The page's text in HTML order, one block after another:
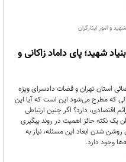
و امور ایثارگران
شهید؛ پای داماد زاکانی و
قضائی استان تهران و قضات دادسرای ویژه
که مطرح می‌شود این است که آیا این
اقتصادی، دارد؟ اگر چنین ارتباطی
یک نکته حائز اهمیت در روند پیگیری
شدن ابعاد این مسئله، نیاز به
وجود دارد.